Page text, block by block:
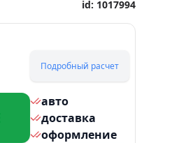
id: 1017994
Подробный расчет
авто
доставка
оформление